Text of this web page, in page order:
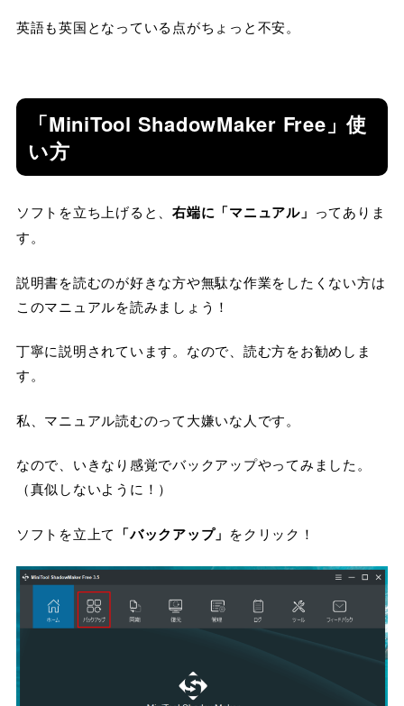
英語も英国となっている点がちょっと不安。
「MiniTool ShadowMaker Free」使
い方
ソフトを立ち上げると、右端に「マニュアル」 ってありま
す。
説明書を読むのが好きな方や無駄な作業をしたくない方は
このマニュアルを読みましょう！
丁寧に説明されています。なので、読む方をお勧めしま
す。
私、マニュアル読むのって大嫌いな人です。
なので、いきなり感覚でバックアップやってみました。
（真似しないように！）
ソフトを立上て 「バックアップ」 をクリック！